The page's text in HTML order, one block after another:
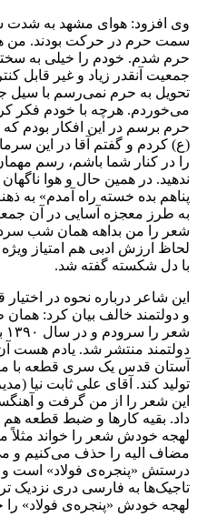
وی افزود: هوای مشهد به شدت
سمت حرم در حرکت بودند. من
حرم شدم. خودم را خیلی به
جمعیت آنقدر زیاد و غیر قابل
تحویل به حرم نمی‌رسم با سیل
می‌خوردم. هرچه با خودم فکر
حرم برسم در این افکار بودم
(ع) کردم و گفتم آقا در این
را در کنار شما باشم، رسم
ندهید. در همین حال و هوا
پناهم بده خسته راه آمدم» به
به طرز معجزه آسایی در آن
شعر را من بداهه همان شب
لحاظ ارزش ادبی هم امتیاز
با دل شکسته گفته شد.
این شاعر درباره نحوه در
دولتمند منتشر شد. یادم هست
آستان قدس یک سری قطعه با
تولید کند. آقای علی ثابت نیا
این شعر را از من گرفت و
داد. بقیه کارها و ضبط قطعه هم
لهجه خودش شعر را خواند
مضاف الیه را حذف می‌کنیم و
درستش «پنجره‌ی فولاد» است
تاجیک‌ها به فارسی دری نزدیک
لهجه خودش «پنجره‌ی فولاد» را